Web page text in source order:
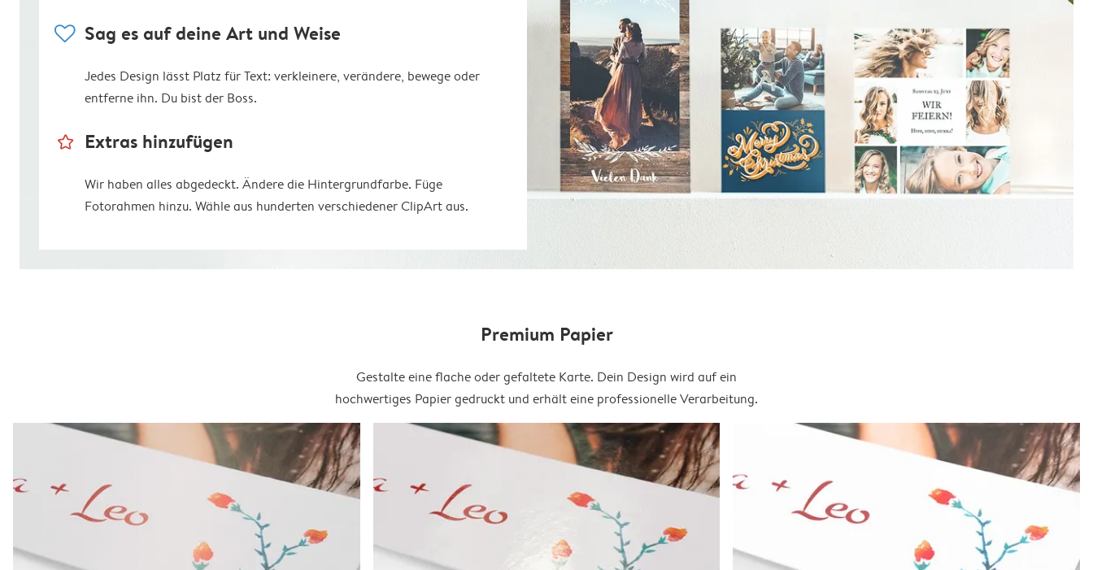
heart Sag es auf deine Art und Weise
Jedes Design lässt Platz für Text: verkleinere, verändere, bewege oder
entferne ihn. Du bist der Boss.
star_outline Extras hinzufügen
Wir haben alles abgedeckt. Ändere die Hintergrundfarbe. Füge
Fotorahmen hinzu. Wähle aus hunderten verschiedener ClipArt aus.
Premium Papier
Gestalte eine flache oder gefaltete Karte. Dein Design wird auf ein
hochwertiges Papier gedruckt und erhält eine professionelle Verarbeitung.